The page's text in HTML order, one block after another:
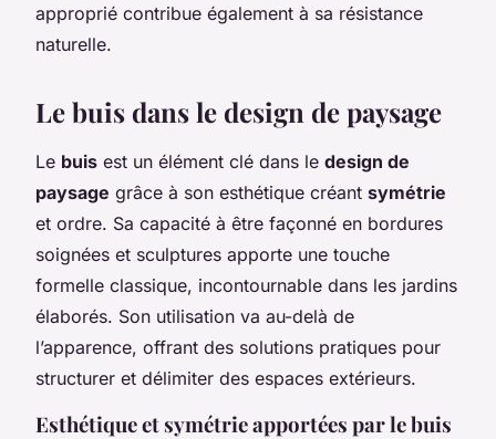
approprié contribue également à sa résistance
naturelle.
Le buis dans le design de paysage
Le buis est un élément clé dans le design de
paysage grâce à son esthétique créant symétrie
et ordre. Sa capacité à être façonné en bordures
soignées et sculptures apporte une touche
formelle classique, incontournable dans les jardins
élaborés. Son utilisation va au-delà de
l’apparence, offrant des solutions pratiques pour
structurer et délimiter des espaces extérieurs.
Esthétique et symétrie apportées par le buis